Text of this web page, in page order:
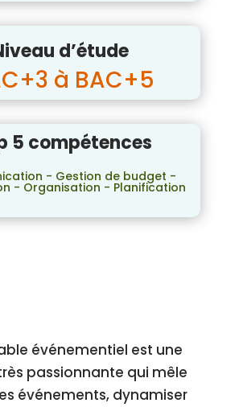
d’étude
à BAC+5
5 compétences
- Gestion de budget -
- Organisation - Planification
événementiel est une
passionnante qui mêle
événements, dynamiser